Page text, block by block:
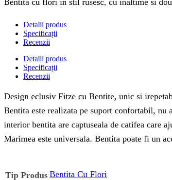
Bentita cu flori in stil rusesc, cu inaltime si
Detalii produs
Specificații
Recenzii
Detalii produs
Specificații
Recenzii
Design eclusiv Fitze cu Bentite, unic si
Bentita este realizata pe suport confortabil,
interior bentita are captuseala de catifea care
Marimea este universala. Bentita poate fi un
Tip Produs Bentita Cu Flori